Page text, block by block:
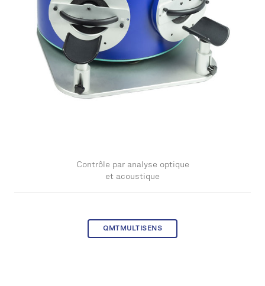
Contrôle par analyse optique
et acoustique
QMTMULTISENS